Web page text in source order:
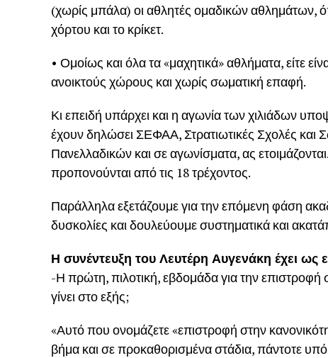
(χωρίς μπάλα) οι αθλητές ομαδικών αθλημάτων,
χόρτου και το κρίκετ.
• Ομοίως και όλα τα «μαχητικά» αθλήματα, είτε
ανοικτούς χώρους και χωρίς σωματική επαφή.
Κι επειδή υπάρχει και η αγωνία των χιλιάδων
έχουν δηλώσει ΣΕΦΑΑ, Στρατιωτικές Σχολές και
Πανελλαδικών και σε αγωνίσματα, ας
προπονούνται από τις 18 τρέχοντος.
Παράλληλα εξετάζουμε για την επόμενη φάση
δυσκολίες και δουλεύουμε συστηματικά και
Η συνέντευξη του Λευτέρη Αυγενάκη έχει ως
-Η πρώτη, πιλοτική, εβδομάδα για την επιστροφή
γίνει στο εξής;
«Αυτό που ονομάζετε «επιστροφή στην
βήμα και σε προκαθορισμένα στάδια, πάντοτε